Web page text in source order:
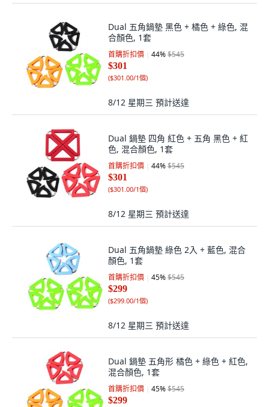
Dual 五角鍋墊 黑色 + 橘色 + 綠色, 混
合顏色, 1套
首購折扣價 44%$545
$301
($301.00/1個)
8/12 星期三 預計送達
Dual 鍋墊 四角 紅色 + 五角 黑色 + 紅
色, 混合顏色, 1套
首購折扣價 44%$545
$301
($301.00/1個)
8/12 星期三 預計送達
Dual 五角鍋墊 綠色 2入 + 藍色, 混合
顏色, 1套
首購折扣價 45%$545
$299
($299.00/1個)
8/12 星期三 預計送達
Dual 鍋墊 五角形 橘色 + 綠色 + 紅色,
混合顏色, 1套
首購折扣價 45%$545
$299